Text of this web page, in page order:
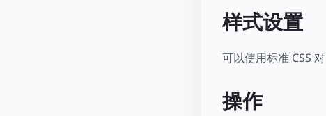
样式设置
可以使用标准 CSS 对
操作